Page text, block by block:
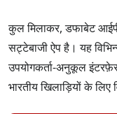
कुल मिलाकर, डफाबेट
सट्टेबाजी ऐप है। यह
उपयोगकर्ता-अनुकूल
भारतीय खिलाड़ियों के लिए